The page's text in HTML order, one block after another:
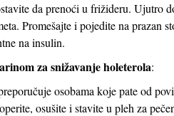
da prenoći u frižideru. Ujutro
Promešajte i pojedite na prazan
na insulin.
za snižavanje holeterola:
osobama koje pate od
osušite i stavite u pleh za